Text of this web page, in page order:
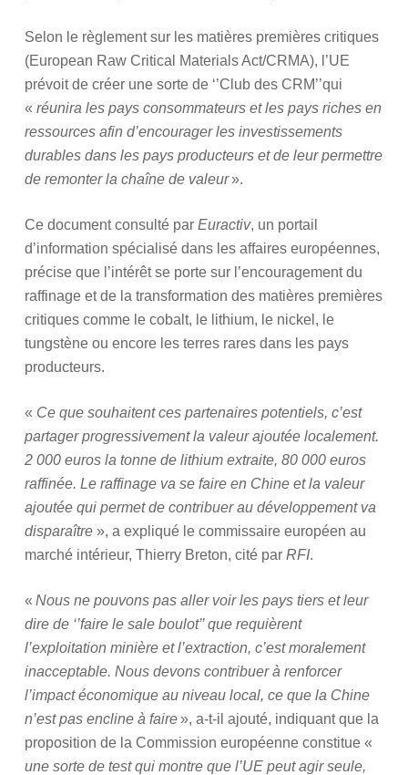
Selon le règlement sur les matières premières critiques
(European Raw Critical Materials Act/CRMA), l’UE
prévoit de créer une sorte de ‘’Club des CRM’’qui
« réunira les pays consommateurs et les pays riches en
ressources afin d’encourager les investissements
durables dans les pays producteurs et de leur permettre
de remonter la chaîne de valeur».
Ce document consulté par Euractiv, un portail
d’information spécialisé dans les affaires européennes,
précise que l’intérêt se porte sur l’encouragement du
raffinage et de la transformation des matières premières
critiques comme le cobalt, le lithium, le nickel, le
tungstène ou encore les terres rares dans les pays
producteurs.
« Ce que souhaitent ces partenaires potentiels, c’est
partager progressivement la valeur ajoutée localement.
2 000 euros la tonne de lithium extraite, 80 000 euros
raffinée. Le raffinage va se faire en Chine et la valeur
ajoutée qui permet de contribuer au développement va
disparaître», a expliqué le commissaire européen au
marché intérieur, Thierry Breton, cité par RFI.
« Nous ne pouvons pas aller voir les pays tiers et leur
dire de ‘’faire le sale boulot’’ que requièrent
l’exploitation minière et l’extraction, c’est moralement
inacceptable. Nous devons contribuer à renforcer
l’impact économique au niveau local, ce que la Chine
n’est pas encline à faire», a-t-il ajouté, indiquant que la
proposition de la Commission européenne constitue «
une sorte de test qui montre que l’UE peut agir seule,